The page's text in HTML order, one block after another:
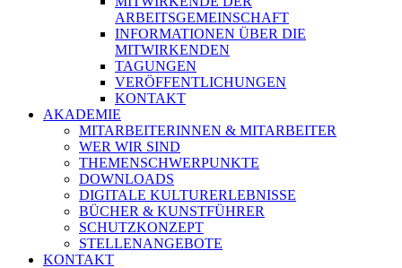
ARBEITSGEMEINSCHAFT
INFORMATIONEN ÜBER DIE
MITWIRKENDEN
TAGUNGEN
VERÖFFENTLICHUNGEN
KONTAKT
AKADEMIE
MITARBEITERINNEN & MITARBEITER
WER WIR SIND
THEMENSCHWERPUNKTE
DOWNLOADS
DIGITALE KULTURERLEBNISSE
BÜCHER & KUNSTFÜHRER
SCHUTZKONZEPT
STELLENANGEBOTE
KONTAKT